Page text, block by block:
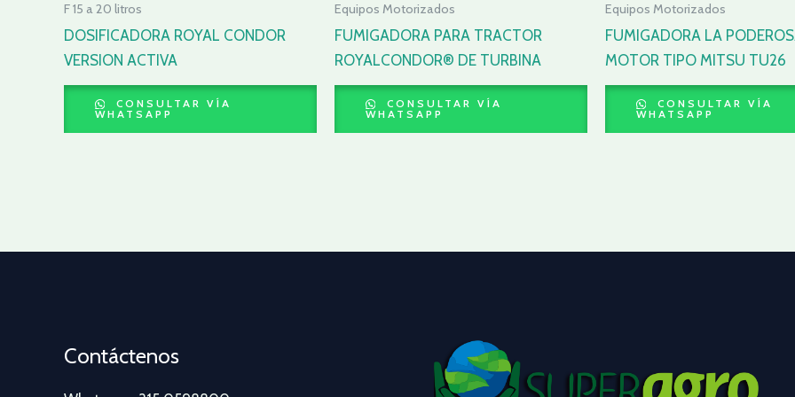
F 15 a 20 litros
DOSIFICADORA ROYAL CONDOR
VERSION ACTIVA
CONSULTAR VÍA
WHATSAPP
Equipos Motorizados
FUMIGADORA PARA TRACTOR
ROYALCONDOR® DE TURBINA
CONSULTAR VÍA
WHATSAPP
Equipos Motorizados
FUMIGADORA LA
MOTOR TIPO MITSU TU26
CONSULTAR VÍA
WHATSAPP
Contáctenos